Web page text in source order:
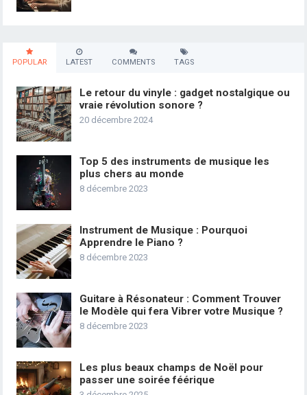
POPULAR LATEST COMMENTS TAGS
Le retour du vinyle : gadget nostalgique ou
vraie révolution sonore ?
20 décembre 2024
Top 5 des instruments de musique les
plus chers au monde
8 décembre 2023
Instrument de Musique : Pourquoi
Apprendre le Piano ?
8 décembre 2023
Guitare à Résonateur : Comment Trouver
le Modèle qui fera Vibrer votre Musique ?
8 décembre 2023
Les plus beaux champs de Noël pour
passer une soirée féérique